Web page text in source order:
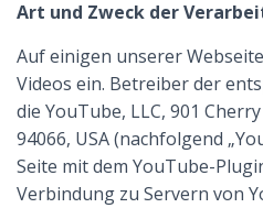
Art und Zweck der
Auf einigen unserer
Videos ein. Betreiber der
die YouTube, LLC, 901
94066, USA (nachfolgend
Seite mit dem YouTube-
Verbindung zu Servern von